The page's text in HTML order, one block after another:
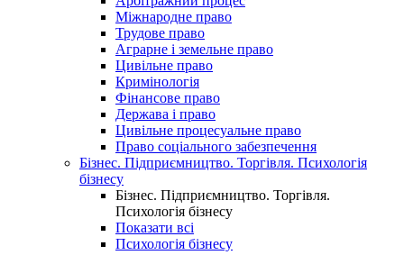
Міжнародне право
Трудове право
Аграрне і земельне право
Цивільне право
Кримінологія
Фінансове право
Держава і право
Цивільне процесуальне право
Право соціального забезпечення
Бізнес. Підприємництво. Торгівля. Психологія
бізнесу
Бізнес. Підприємництво. Торгівля.
Психологія бізнесу
Показати всі
Психологія бізнесу